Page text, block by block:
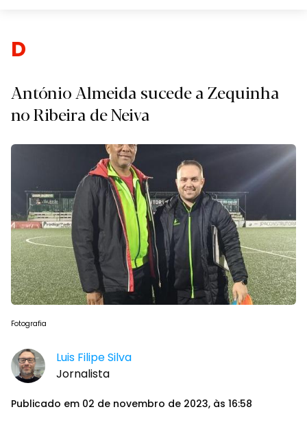
Desport
António Almeida sucede a Zequinha
no Ribeira de Neiva
Fotografia
Luis Filipe Silva
Jornalista
Publicado em 02 de novembro de 2023, às 16:58